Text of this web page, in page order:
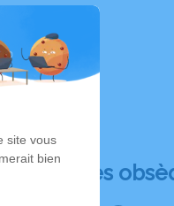
Déroulé des